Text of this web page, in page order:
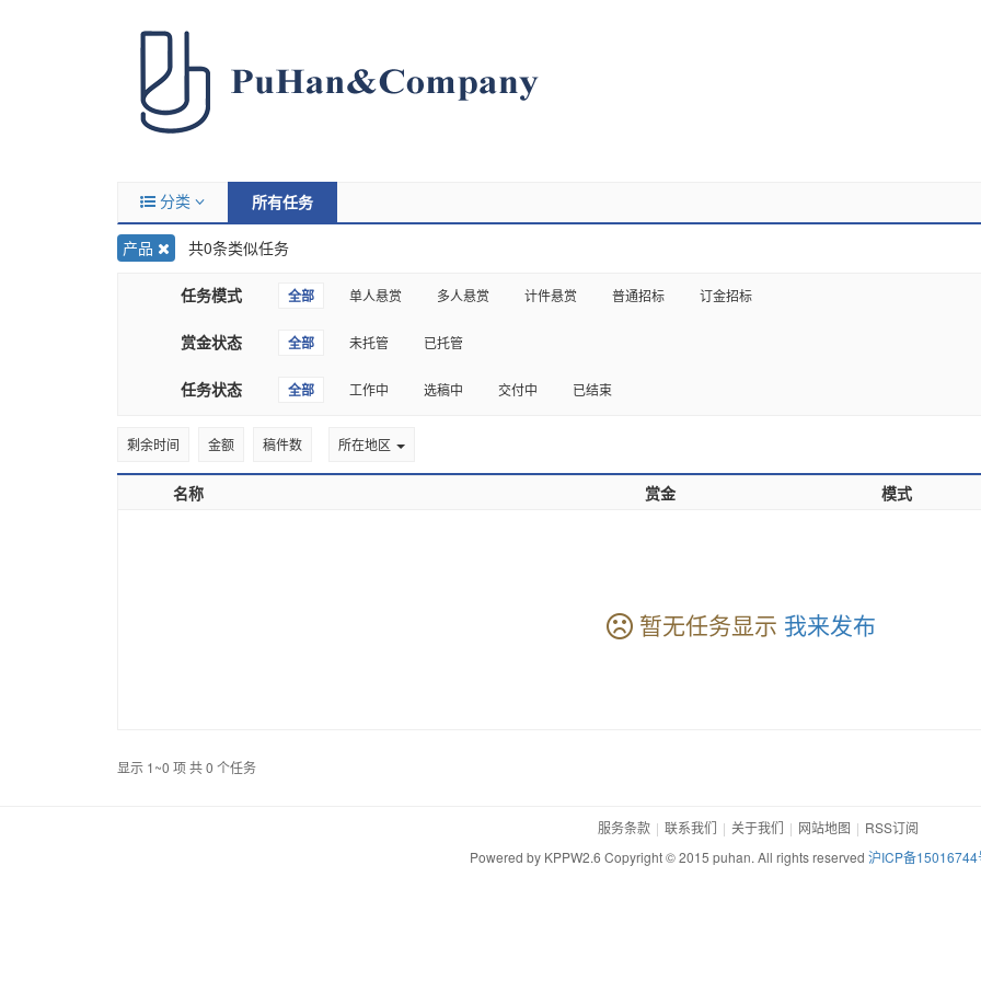
分类 所有任务
产品 共0条类似任务
任务模式 全部 单人悬赏 多人悬赏 计件悬赏 普通招标 订金招标
赏金状态 全部 未托管 已托管
任务状态 全部 工作中 选稿中 交付中 已结束
剩余时间 金额 稿件数 所在地区
名称 赏金 模式
暂无任务显示 我来发布
显示 1~0 项 共 0 个任务
服务条款 联系我们 关于我们 网站地图
RSS订阅
Powered by KPPW2.6 Copyright © 2015 puhan. All rights reserved 沪ICP备15016744